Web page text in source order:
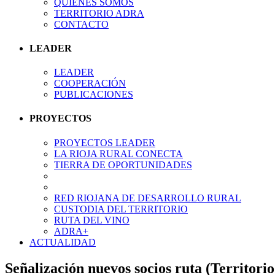
TERRITORIO ADRA
CONTACTO
LEADER
LEADER
COOPERACIÓN
PUBLICACIONES
PROYECTOS
PROYECTOS LEADER
LA RIOJA RURAL CONECTA
TIERRA DE OPORTUNIDADES
RED RIOJANA DE DESARROLLO RURAL
CUSTODIA DEL TERRITORIO
RUTA DEL VINO
ADRA+
ACTUALIDAD
Señalización nuevos socios ruta